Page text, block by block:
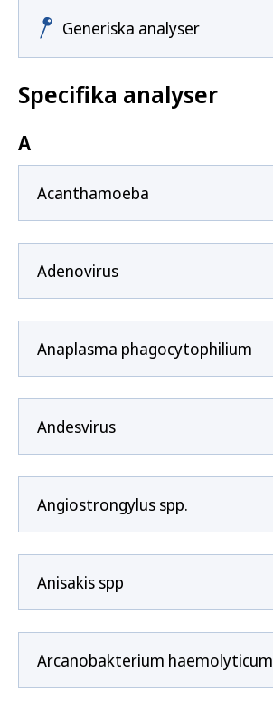
Generiska analyser
Specifika analyser
A
Acanthamoeba
Adenovirus
Anaplasma phagocytophilium
Andesvirus
Angiostrongylus spp.
Anisakis spp
Arcanobakterium haemolyticum